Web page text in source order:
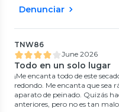
Denunciar
TNW86
June 2026
Todo en un solo lugar
¡Me encanta todo de este
redondo. Me encanta que sea
aparato de peinado. Quizás
anteriores, pero no es tan